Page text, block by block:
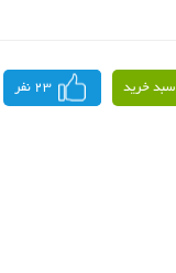
خرید 23 نفر